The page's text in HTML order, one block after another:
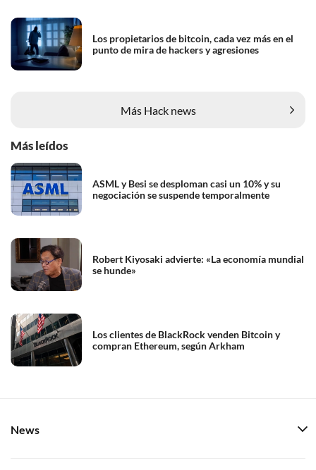
Los propietarios de bitcoin, cada vez más en el
punto de mira de hackers y agresiones
Más Hack news
Más leídos
ASML y Besi se desploman casi un 10% y su
negociación se suspende temporalmente
Robert Kiyosaki advierte: «La economía mundial
se hunde»
Los clientes de BlackRock venden Bitcoin y
compran Ethereum, según Arkham
News